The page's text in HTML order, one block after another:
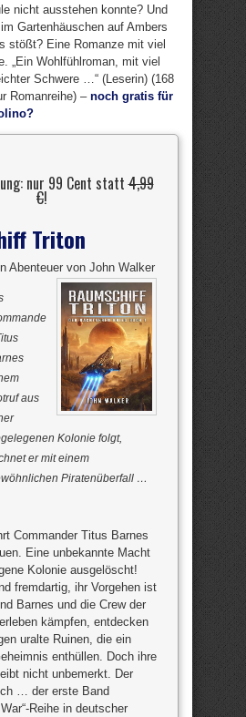
nicht ausstehen konnte? Und
Gartenhäuschen auf Ambers
stößt? Eine Romanze mit viel
„Ein Wohlfühlroman, mit viel
Schwere …“ (Leserin) (168
Romanreihe) –noch gratis für
nur 99 Cent statt4,99
€!
Triton
Abenteuer von John Walker
aus
Kolonie folgt,
er mit einem
Piratenüberfall …
Commander Titus Barnes
Eine unbekannte Macht
Kolonie ausgelöscht!
fremdartig, ihr Vorgehen ist
Barnes und die Crew der
kämpfen, entdecken
uralte Ruinen, die ein
enthüllen. Doch ihre
nicht unbemerkt. Der
… der erste Band
War“-Reihe in deutscher